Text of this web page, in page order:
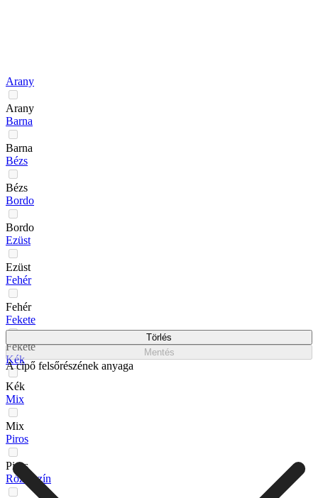
Arany
Arany
Barna
Barna
Bézs
Bézs
Bordo
Bordo
Ezüst
Ezüst
Fehér
Fehér
Fekete
Fekete
Kék
Kék
Mix
Mix
Piros
Piros
Rózsaszín
Törlés
Mentés
A cipő felsőrészének anyaga